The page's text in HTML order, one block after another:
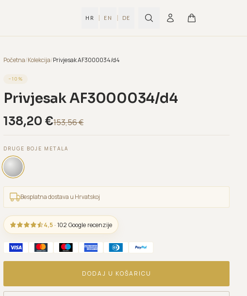
HR | EN | DE
Početna/Kolekcija/Privjesak AF3000034/d4
− 10 %
Privjesak AF3000034/d4
138,20 €153,56€
DRUGE BOJE METALA
Besplatna dostava u Hrvatskoj
4,5 · 102 Google recenzije
DODAJ U KOŠARICU